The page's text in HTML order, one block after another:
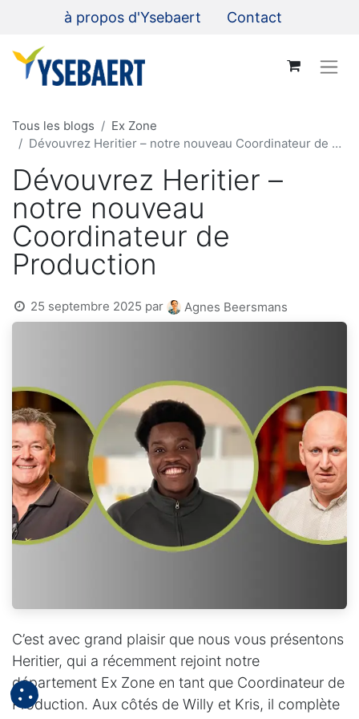
à propos d'Ysebaert Contact
Tous les blogs
Ex Zone
Dévouvrez Heritier – notre nouveau Coordinateur de Production
Dévouvrez Heritier –
notre nouveau
Coordinateur de
Production
25 septembre 2025 par Agnes Beersmans
C’est avec grand plaisir que nous vous présentons
Heritier, qui a récemment rejoint notre
département Ex Zone en tant que Coordinateur de
Production. Aux côtés de Willy et Kris, il complète